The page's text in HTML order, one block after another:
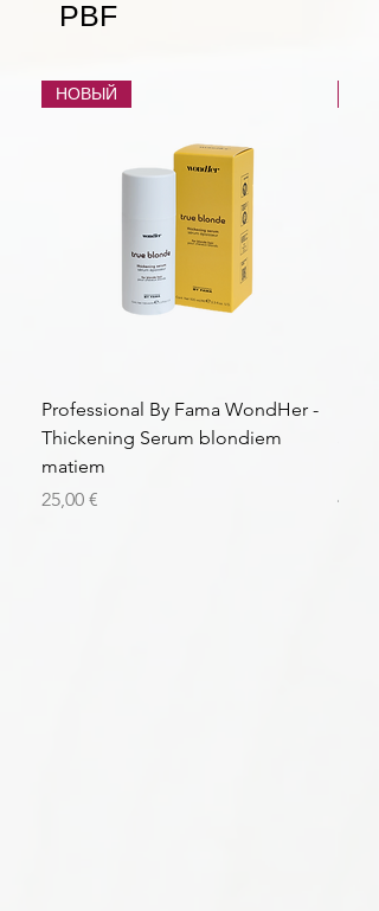
PBF
НОВЫЙ
Professional By Fama WondHer -
Thickening Serum blondiem
matiem
Цена
25,00 €
Цена
43,56